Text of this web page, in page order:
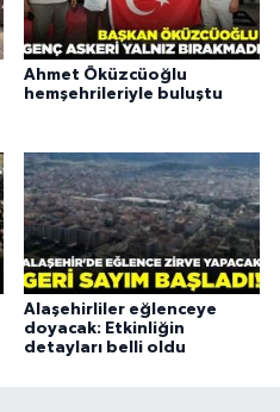
Ahmet Öküzcüoğlu
hemşehrileriyle buluştu
Alaşehirliler eğlenceye
doyacak: Etkinliğin
detayları belli oldu